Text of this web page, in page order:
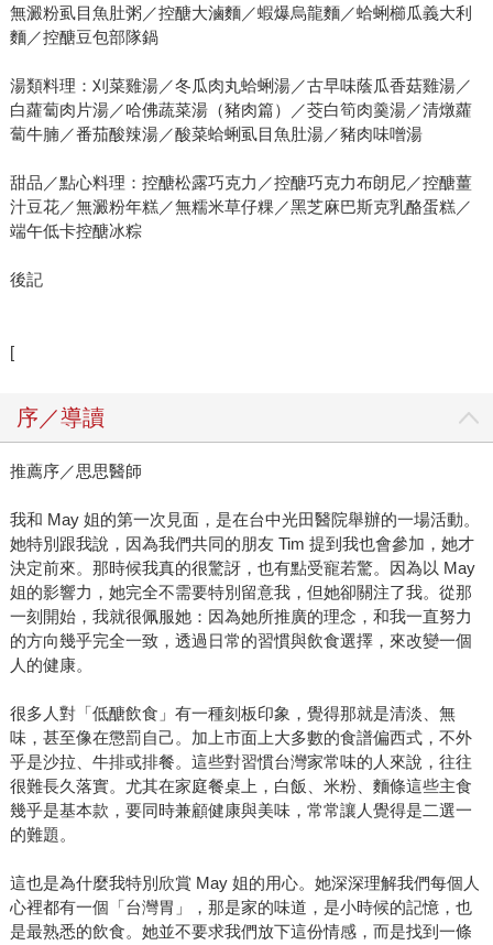
無澱粉虱目魚肚粥／控醣大滷麵／蝦爆烏龍麵／蛤蜊櫛瓜義大利
麵／控醣豆包部隊鍋
湯類料理：刈菜雞湯／冬瓜肉丸蛤蜊湯／古早味蔭瓜香菇雞湯／
白蘿蔔肉片湯／哈佛蔬菜湯（豬肉篇）／茭白筍肉羹湯／清燉蘿
蔔牛腩／番茄酸辣湯／酸菜蛤蜊虱目魚肚湯／豬肉味噌湯
甜品／點心料理：控醣松露巧克力／控醣巧克力布朗尼／控醣薑
汁豆花／無澱粉年糕／無糯米草仔粿／黑芝麻巴斯克乳酪蛋糕／
端午低卡控醣冰粽
後記
[
序／導讀
推薦序／思思醫師
我和 May 姐的第一次見面，是在台中光田醫院舉辦的一場活動。
她特別跟我說，因為我們共同的朋友 Tim 提到我也會參加，她才
決定前來。那時候我真的很驚訝，也有點受寵若驚。因為以 May
姐的影響力，她完全不需要特別留意我，但她卻關注了我。從那
一刻開始，我就很佩服她：因為她所推廣的理念，和我一直努力
的方向幾乎完全一致，透過日常的習慣與飲食選擇，來改變一個
人的健康。
很多人對「低醣飲食」有一種刻板印象，覺得那就是清淡、無
味，甚至像在懲罰自己。加上市面上大多數的食譜偏西式，不外
乎是沙拉、牛排或排餐。這些對習慣台灣家常味的人來說，往往
很難長久落實。尤其在家庭餐桌上，白飯、米粉、麵條這些主食
幾乎是基本款，要同時兼顧健康與美味，常常讓人覺得是二選一
的難題。
這也是為什麼我特別欣賞 May 姐的用心。她深深理解我們每個人
心裡都有一個「台灣胃」，那是家的味道，是小時候的記憶，也
是最熟悉的飲食。她並不要求我們放下這份情感，而是找到一條